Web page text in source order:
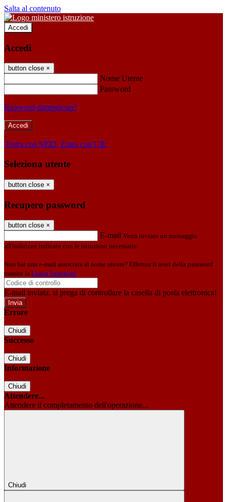
Salta al contenuto
Accedi
Accedi
button close ×
Nome Utente
Password
Password dimenticata?
-
Entra con SPID Entra con CIE
Seleziona utente
button close ×
Recupero password
button close ×
E-mail Verrà inviato un messaggio
all'indirizzo indicato con le istruzioni necessarie.
Non hai una e-mail associata al nome utente? Effettua il reset della password
tramite la Login Spaggiari
E-mail inviata, si prega di controllare la casella di posta elettronica!
Errore
Chiudi
Successo
Chiudi
Informazione
Chiudi
Attendere...
Attendere il completamento dell'operazione...
Chiudi